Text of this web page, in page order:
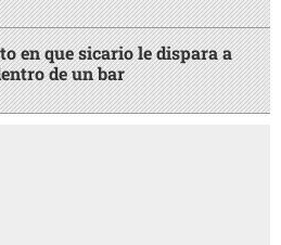
en que sicario le dispara a
de un bar